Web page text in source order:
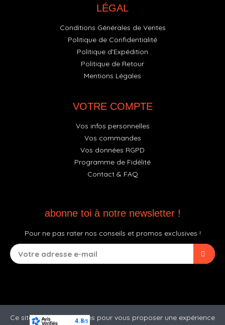
LÉGAL
Conditions Générales de Ventes
Politique de Confidentialité
Politique d'Expédition
Politique de Retour
Mentions Légales
VOTRE COMPTE
Vos infos personnelles
Vos commandes
Vos données RGPD
Programme de Fidélité
Contact & FAQ
abonne toi à notre newsletter !
Pour ne pas rater nos conseils et promos exclusives !
Ce site utilise des cookies pour vous proposer une expérience